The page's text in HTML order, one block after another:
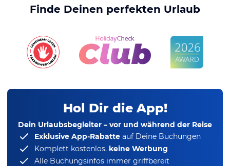
Finde Deinen perfekten Urlaub
Hol Dir die App!
Dein Urlaubsbegleiter – vor und während der Reise
Exklusive App-Rabatte auf Deine Buchungen
Komplett kostenlos, keine Werbung
Alle Buchungsinfos immer griffbereit